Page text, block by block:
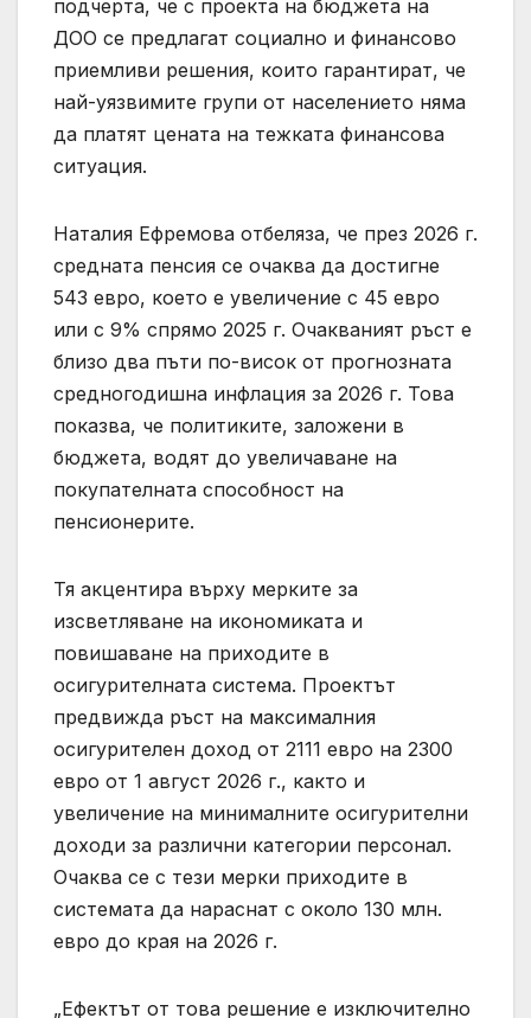
подчерта, че с проекта на бюджета на
ДОО се предлагат социално и финансово
приемливи решения, които гарантират, че
най-уязвимите групи от населението няма
да платят цената на тежката финансова
ситуация.
Наталия Ефремова отбеляза, че през 2026 г.
средната пенсия се очаква да достигне
543 евро, което е увеличение с 45 евро
или с 9% спрямо 2025 г. Очакваният ръст е
близо два пъти по-висок от прогнозната
средногодишна инфлация за 2026 г. Това
показва, че политиките, заложени в
бюджета, водят до увеличаване на
покупателната способност на
пенсионерите.
Тя акцентира върху мерките за
изсветляване на икономиката и
повишаване на приходите в
осигурителната система. Проектът
предвижда ръст на максималния
осигурителен доход от 2111 евро на 2300
евро от 1 август 2026 г., както и
увеличение на минималните осигурителни
доходи за различни категории персонал.
Очаква се с тези мерки приходите в
системата да нараснат с около 130 млн.
евро до края на 2026 г.
„Ефектът от това решение е изключително